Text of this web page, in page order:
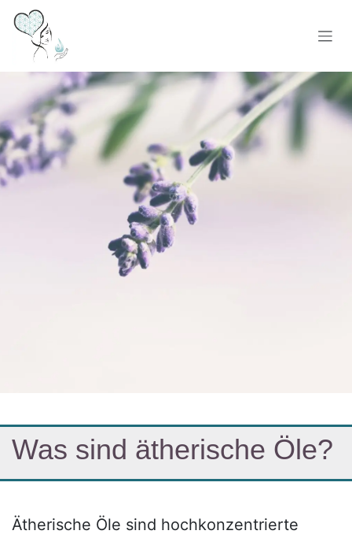
Zum Inhalt springen
Was sind ätherische Öle?​
Ätherische Öle sind hochkonzentrierte